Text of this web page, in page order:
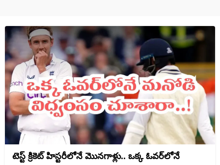
టెస్ట్ క్రికెట్ హిస్టరీలోనే మొనగాళ్లు.. ఒక్క ఓవర్‌లోనే